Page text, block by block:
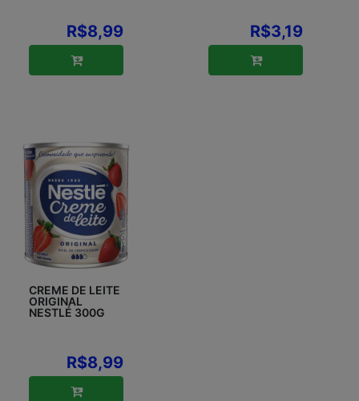
R$8,99 R$3,19
CREME DE LEITE
ORIGINAL
NESTLÉ 300G
R$8,99